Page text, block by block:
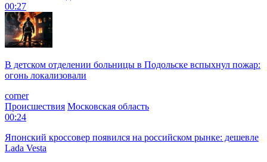
00:27
В детском отделении больницы в Подольске вспыхнул пожар:
огонь локализовали
corner
Происшествия Московская область
00:24
Японский кроссовер появился на российском рынке: дешевле
Lada Vesta